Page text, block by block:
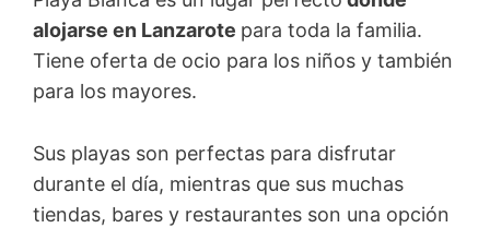
alojarse en Lanzarote para toda la familia.
Tiene oferta de ocio para los niños y también
para los mayores.
Sus playas son perfectas para disfrutar
durante el día, mientras que sus muchas
tiendas, bares y restaurantes son una opción